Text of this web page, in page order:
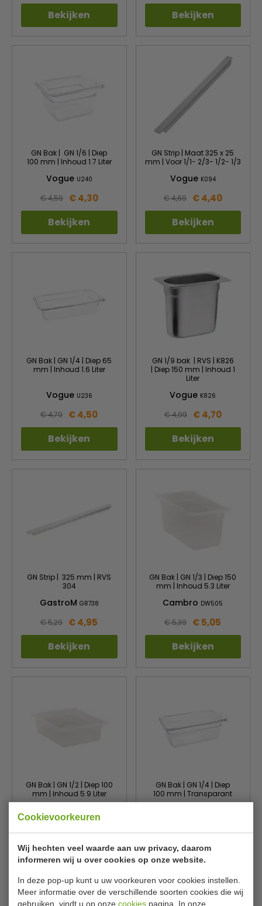
Cookievoorkeuren
Wij hechten veel waarde aan uw privacy, daarom
informeren wij u over cookies op onze website.
In deze pop-up kunt u uw voorkeuren voor cookies instellen.
Meer informatie over de verschillende soorten cookies die wij
gebruiken, vindt u op onze cookies pagina. In onze
Bekijken Bekijken
GN Bak | GN 1/6 | Diep
100 mm | Inhoud 1.7 Liter
Vogue U240
€ 4,59 € 4,30
Bekijken
GN Strip | Maat 325 x 25
mm | Voor 1/1- 2/3- 1/2- 1/3
Vogue K094
€ 4,69 € 4,40
Bekijken
GN Bak | GN 1/4 | Diep 65
mm | Inhoud 1.6 Liter
Vogue U236
€ 4,79 € 4,50
Bekijken
GN 1/9 bak | RVS | K826
| Diep 150 mm | Inhoud 1
Liter
Vogue K826
€ 4,99 € 4,70
Bekijken
GN Strip | 325 mm | RVS
304
GastroM GR738
€ 5,29 € 4,95
Bekijken
GN Bak | GN 1/3 | Diep 150
mm | Inhoud 5.3 Liter
Cambro DW505
€ 5,39 € 5,05
Bekijken
GN Bak | GN 1/2 | Diep 100
mm | Inhoud 5.9 Liter
€ 5,25
Bekijken
GN Bak | GN 1/4 | Diep
100 mm | Transparant
€ 5,45
Bekijken